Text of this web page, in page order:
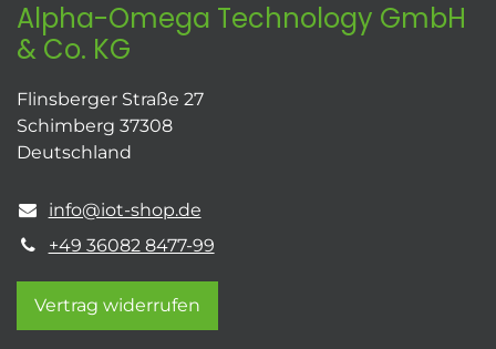
Alpha-Omega Technology GmbH
& Co. KG
Flinsberger Straße 27
Schimberg 37308
Deutschland
info@iot-shop.de
+49 36082 8477-99
Vertrag widerrufen